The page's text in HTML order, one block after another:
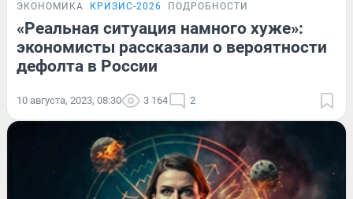
ЭКОНОМИКА КРИЗИС-2026 ПОДРОБНОСТИ
«Реальная ситуация намного хуже»:
экономисты рассказали о вероятности
дефолта в России
10 августа, 2023, 08:30 3 164 2